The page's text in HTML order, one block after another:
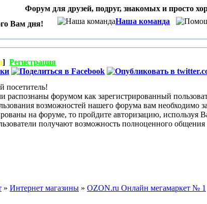
Форум для друзей, подруг, знакомых и просто
Вам дня!
Наша команда
] Регистрация
посетитель!
форумом как зарегистрированный
возможностей нашего форума вам необходимо
на форуме, то пройдите авторизацию, используя
получают возможность полноценного
» Интернет магазины » OZON.ru Онлайн мегамаркет № 1